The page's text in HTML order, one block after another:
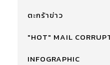
ตะกร้าข่าว
"HOT" MAIL
INFOGRAPHIC